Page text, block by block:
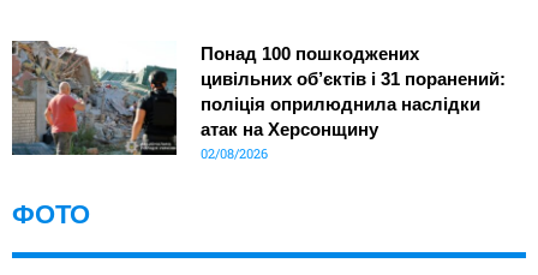
Понад 100 пошкоджених
цивільних об’єктів і 31 поранений:
поліція оприлюднила наслідки
атак на Херсонщину
02/08/2026
ФОТО